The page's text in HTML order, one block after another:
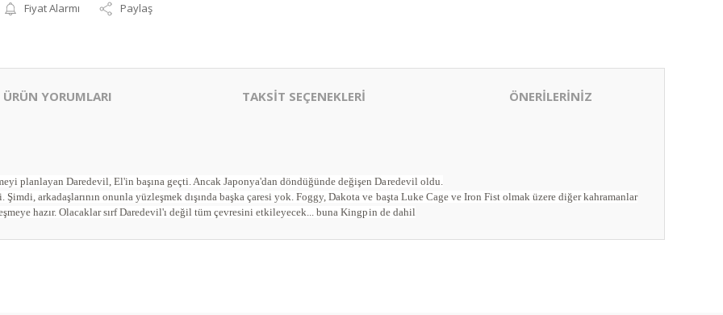
Fiyat Alarmı Paylaş
ÜRÜN YORUMLARI TAKSİT SEÇENEKLERİ ÖNERİLERİNİZ
planlayan Daredevil, El'in başına geçti. Ancak Japonya'dan döndüğünde değişen Daredevil oldu.
arkadaşlarının onunla yüzleşmek dışında başka çaresi yok. Foggy, Dakota ve başta Luke Cage ve Iron Fist olmak üzere diğer kahramanlar
hazır. Olacaklar sırf Daredevil'ı değil tüm çevresini etkileyecek... buna Kingpin de dahil